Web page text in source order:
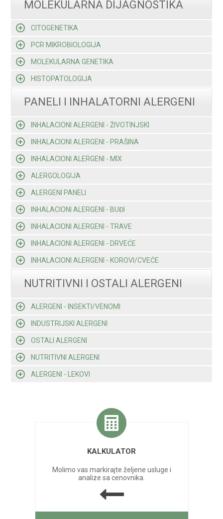
MOLEKULARNA DIJAGNOSTIKA
CITOGENETIKA
PCR MIKROBIOLOGIJA
MOLEKULARNA GENETIKA
HISTOPATOLOGIJA
PANELI I INHALATORNI ALERGENI
INHALACIONI ALERGENI - ŽIVOTINJSKI
INHALACIONI ALERGENI - PRAŠINA
INHALACIONI ALERGENI - MIX
ALERGOLOGIJA
ALERGENI PANELI
INHALACIONI ALERGENI - BUĐI
INHALACIONI ALERGENI - TRAVE
INHALACIONI ALERGENI - DRVEĆE
INHALACIONI ALERGENI - KOROVI/CVEĆE
NUTRITIVNI I OSTALI ALERGENI
ALERGENI - INSEKTI/VENOMI
INDUSTRIJSKI ALERGENI
OSTALI ALERGENI
NUTRITIVNI ALERGENI
ALERGENI - LEKOVI
KALKULATOR
Molimo vas markirajte željene usluge i
analize sa cenovnika.